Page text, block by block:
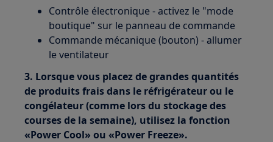
Contrôle électronique - activez le "mode
boutique" sur le panneau de commande
Commande mécanique (bouton) - allumer
le ventilateur
3. Lorsque vous placez de grandes quantités
de produits frais dans le réfrigérateur ou le
congélateur (comme lors du stockage des
courses de la semaine), utilisez la fonction
«Power Cool» ou «Power Freeze».